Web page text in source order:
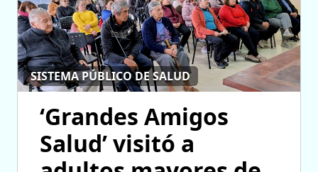
SISTEMA PÚBLICO DE SALUD
‘Grandes Amigos
Salud’ visitó a